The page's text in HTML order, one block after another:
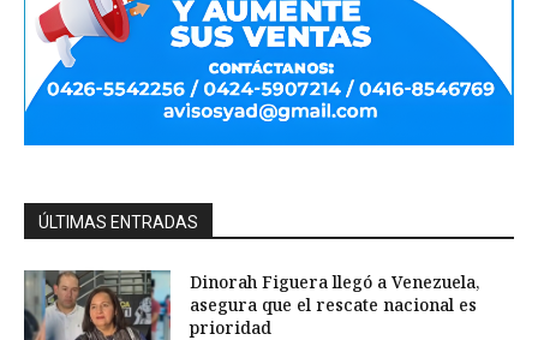
ÚLTIMAS ENTRADAS
Dinorah Figuera llegó a Venezuela,
asegura que el rescate nacional es
prioridad